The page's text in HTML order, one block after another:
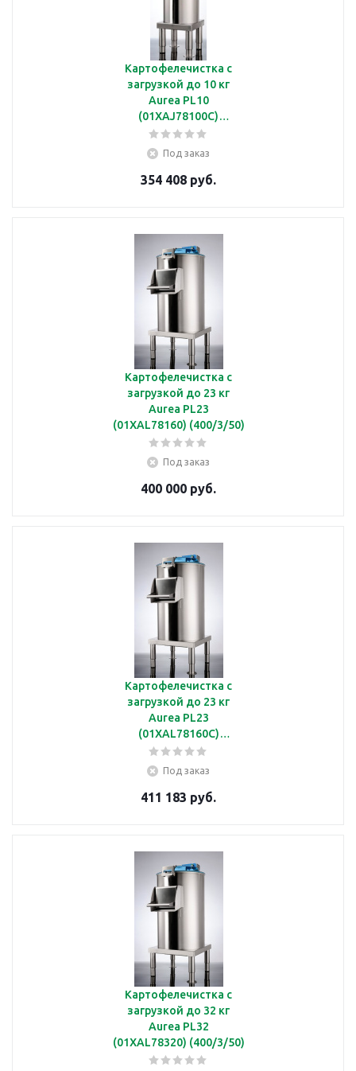
Картофелечистка с
загрузкой до 10 кг
Aurea PL10
(01XAJ78100C)
(230/1/50)
Под заказ
354 408 руб.
Картофелечистка с
загрузкой до 23 кг
Aurea PL23
(01XAL78160) (400/3/50)
Под заказ
400 000 руб.
Картофелечистка с
загрузкой до 23 кг
Aurea PL23
(01XAL78160C)
(230/1/50)
Под заказ
411 183 руб.
Картофелечистка с
загрузкой до 32 кг
Aurea PL32
(01XAL78320) (400/3/50)